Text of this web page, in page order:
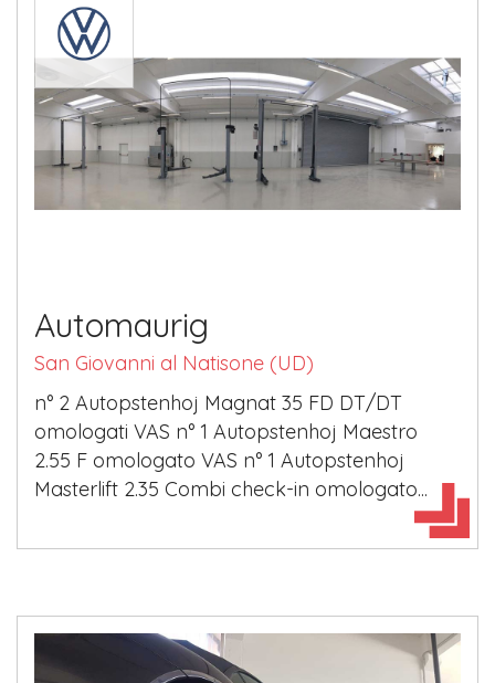
Automaurig
San Giovanni al Natisone (UD)
n° 2 Autopstenhoj Magnat 35 FD DT/DT
omologati VAS n° 1 Autopstenhoj Maestro
2.55 F omologato VAS n° 1 Autopstenhoj
Masterlift 2.35 Combi check-in omologato...